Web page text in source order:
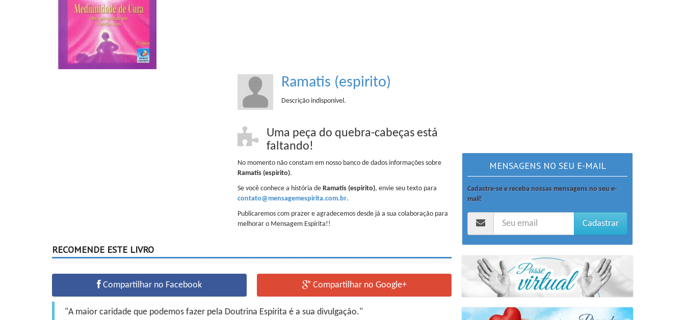
Ramatis (espirito)
Descrição indisponível.
Uma peça do quebra-cabeças está
faltando!
No momento não constam em nosso banco de dados informações sobre
Ramatis (espirito).
Se você conhece a história de Ramatis (espirito), envie seu texto para
contato@mensagemespirita.com.br.
Publicaremos com prazer e agradecemos desde já a sua colaboração para
melhorar o Mensagem Espírita!!
RECOMENDE ESTE LIVRO
Compartilhar no Facebook Compartilhar no Google+
"A maior caridade que podemos fazer pela Doutrina Espírita é a sua divulgação."
MENSAGENS NO SEU E-MAIL
Cadastre-se e receba nossas mensagens no seu e-
mail!
Cadastrar